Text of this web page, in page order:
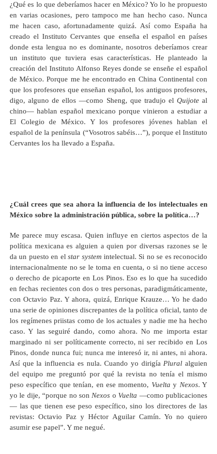
¿Qué es lo que deberíamos hacer en México? Yo lo he propuesto
en varias ocasiones, pero tampoco me han hecho caso. Nunca
me hacen caso, afortunadamente quizá. Así como España ha
creado el Instituto Cervantes que enseña el español en países
donde esta lengua no es dominante, nosotros deberíamos crear
un instituto que tuviera esas características. He planteado la
creación del Instituto Alfonso Reyes donde se enseñe el español
de México. Porque me he encontrado en China Continental con
que los profesores que enseñan español, los antiguos profesores,
digo, alguno de ellos —como Sheng, que tradujo el Quijoteal
chino— hablan español mexicano porque vinieron a estudiar a
El Colegio de México. Y los profesores jóvenes hablan el
español de la península (“Vosotros sabéis…”), porque el Instituto
Cervantes los ha llevado a España.
¿Cuál crees que sea ahora la influencia de los intelectuales en
México sobre la administración pública, sobre la política…?
Me parece muy escasa. Quien influye en ciertos aspectos de la
política mexicana es alguien a quien por diversas razones se le
da un puesto en elstar system intelectual. Si no se es reconocido
internacionalmente no se le toma en cuenta, o si no tiene acceso
o derecho de picaporte en Los Pinos. Eso es lo que ha sucedido
en fechas recientes con dos o tres personas, paradigmáticamente,
con Octavio Paz. Y ahora, quizá, Enrique Krauze… Yo he dado
una serie de opiniones discrepantes de la política oficial, tanto de
los regímenes priistas como de los actuales y nadie me ha hecho
caso. Y las seguiré dando, como ahora. No me importa estar
marginado ni ser políticamente correcto, ni ser recibido en Los
Pinos, donde nunca fui; nunca me interesó ir, ni antes, ni ahora.
Así que la influencia es nula. Cuando yo dirigíaPluralalguien
del equipo me preguntó por qué la revista no tenía el mismo
peso específico que tenían, en ese momento, Vueltay Nexos. Y
yo le dije, “porque no sonNexos o Vuelta —como publicaciones
— las que tienen ese peso específico, sino los directores de las
revistas: Octavio Paz y Héctor Aguilar Camín. Yo no quiero
asumir ese papel”. Y me negué.